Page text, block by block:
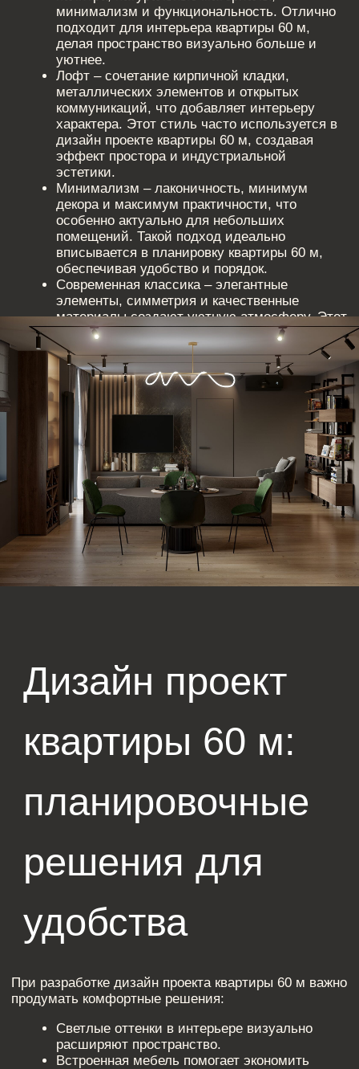
При разработке дизайн проекта квартиры 60 м важно
продумать комфортные решения:
Светлые оттенки в интерьере визуально
расширяют пространство.
Встроенная мебель помогает экономить
место и делает обстановку более аккуратной.
Зеркальные и глянцевые поверхности
усиливают ощущение простора.
Компактные системы хранения – кровати с
подъемными механизмами, встроенные
шкафы и полки позволяют рационально
использовать пространство.
Создание дизайн проекта квартиры 60 м требует
комплексного подхода. Грамотное зонирование,
правильный выбор стиля и продуманные
планировочные решения помогут вам сделать жилье
удобным, стильным и функциональным.
Дизайн проект
квартиры 60 м:
планировочные
решения для
удобства
ПОХОЖИЕ СТАТЬИ